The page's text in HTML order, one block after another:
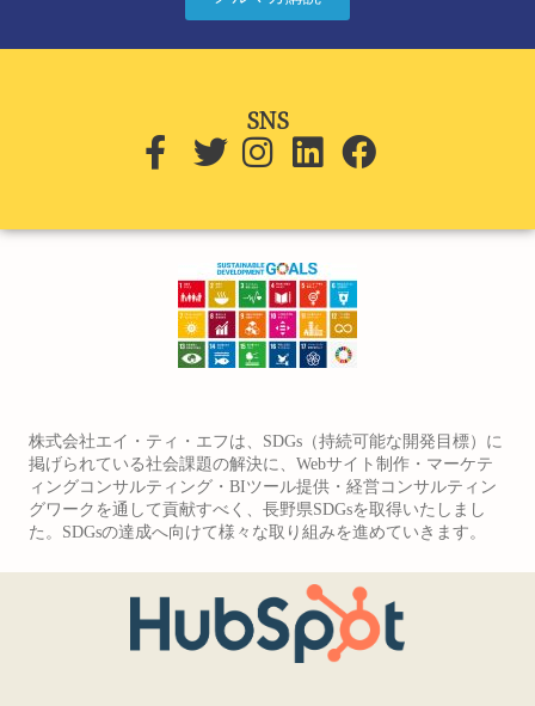
SNS
株式会社エイ・ティ・エフは、SDGs（持続可能な開発目標）に
掲げられている社会課題の解決に、Webサイト制作・マーケテ
ィングコンサルティング・BIツール提供・経営コンサルティン
グワークを通して貢献すべく、長野県SDGsを取得いたしまし
た。SDGsの達成へ向けて様々な取り組みを進めていきます。